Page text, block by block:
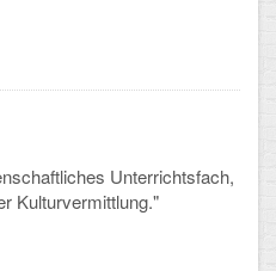
Unterrichtsfach,
Kulturvermittlung."